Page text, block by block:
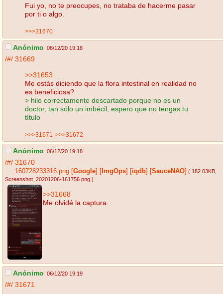
Fui yo, no te preocupes, no trataba de hacerme pasar
por ti o algo.
>>>31670
Anónimo 06/12/20 19:18
/#/ 31669
>>31653
Me estás diciendo que la flora intestinal en realidad no
es beneficiosa?
> hilo correctamente descartado porque no es un
doctor, tan sólo un imbécil, espero que no tengas tu
título
>>>31671 >>>31672
Anónimo 06/12/20 19:18
/#/ 31670
160728233316.png [Google] [ ImgOps] [iqdb] [SauceNAO] ( 182.03KB
Screenshot_20201206-161756.png )
>>31668
Me olvidé la captura.
Anónimo 06/12/20 19:19
/#/ 31671